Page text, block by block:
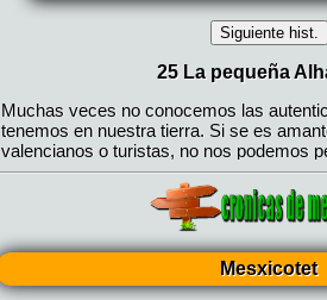
Mesxicotet